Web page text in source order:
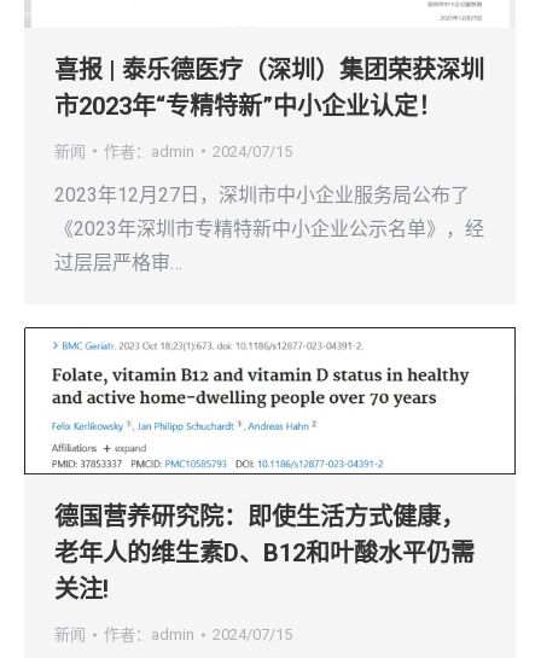
喜报 | 泰乐德医疗（深圳）集团荣获深圳
市2023年“专精特新”中小企业认定！
新闻 作者： admin 2024/07/15
2023年12月27日，深圳市中小企业服务局公布了
《2023年深圳市专精特新中小企业公示名单》，经
过层层严格审…
德国营养研究院：即使生活方式健康，
老年人的维生素D、B12和叶酸水平仍需
关注!
新闻 作者： admin 2024/07/15